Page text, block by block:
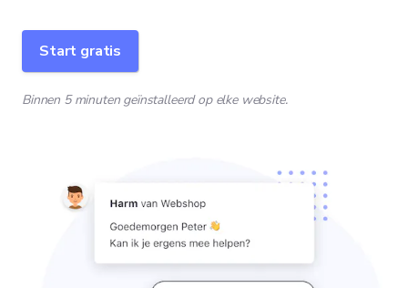
Start gratis
Binnen 5 minuten geïnstalleerd op elke website.